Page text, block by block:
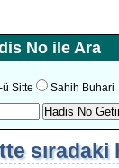
No ile Ara
ü Sitte Sahih Buhari
sıradaki